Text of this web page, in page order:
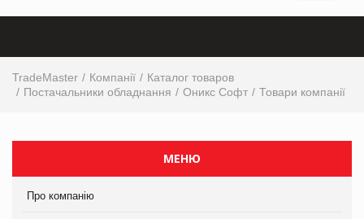
TradeMaster Компанії
Каталог товаров
Постачальники обладнання
Оникс Софт Товари компанії
МЕНЮ
Про компанію